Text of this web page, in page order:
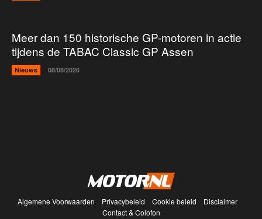
Meer dan 150 historische GP-motoren in actie
tijdens de TABAC Classic GP Assen
Nieuws 08/08/2026
Algemene Voorwaarden Privacybeleid Cookie beleid
Disclaimer
Contact & Colofon